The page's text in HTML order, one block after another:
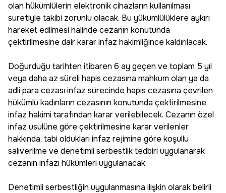
olan hükümlülerin elektronik cihazların kullanılması
suretiyle takibi zorunlu olacak. Bu yükümlülüklere aykırı
hareket edilmesi halinde cezanın konutunda
çektirilmesine dair karar infaz hakimliğince kaldırılacak.
Doğurduğu tarihten itibaren 6 ay geçen ve toplam 5 yıl
veya daha az süreli hapis cezasına mahkum olan ya da
adli para cezası infaz sürecinde hapis cezasına çevrilen
hükümlü kadınların cezasının konutunda çektirilmesine
infaz hakimi tarafından karar verilebilecek. Cezanın özel
infaz usulüne göre çektirilmesine karar verilenler
hakkında, tabi oldukları infaz rejimine göre koşullu
salıverilme ve denetimli serbestlik tedbiri uygulanarak
cezanın infazı hükümleri uygulanacak.
Denetimli serbestliğin uygulanmasına ilişkin olarak belirli